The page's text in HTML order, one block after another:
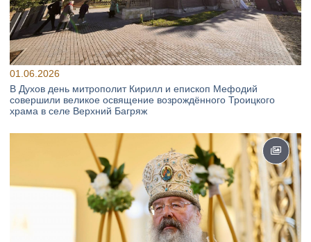
01.06.2026
В Духов день митрополит Кирилл и епископ Мефодий
совершили великое освящение возрождённого Троицкого
храма в селе Верхний Багряж